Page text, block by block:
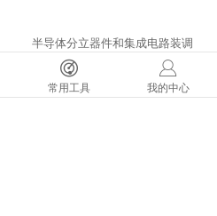
半导体分立器件和集成电路装调
工（初级）培训课程
机械电子教研室 ￥1200
常用工具 我的中心